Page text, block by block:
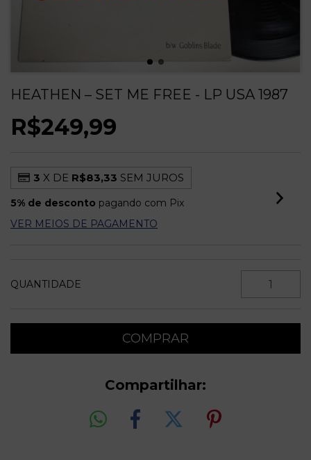
HEATHEN – SET ME FREE - LP USA 1987
R$249,99
3 X DE R$83,33 SEM JUROS
5% de desconto pagando com Pix
VER MEIOS DE PAGAMENTO
QUANTIDADE
Compartilhar: